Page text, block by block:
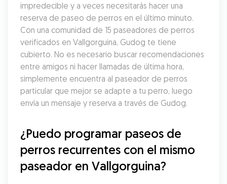
impredecible y a veces necesitarás hacer una
reserva de paseo de perros en el último minuto.
Con una comunidad de 15 paseadores de perros
verificados en Vallgorguina, Gudog te tiene
cubierto. No es necesario buscar recomendaciones
entre amigos ni hacer llamadas de última hora,
simplemente encuentra al paseador de perros
particular que mejor se adapte a tu perro, luego
envía un mensaje y reserva a través de Gudog.
¿Puedo programar paseos de
perros recurrentes con el mismo
paseador en Vallgorguina?